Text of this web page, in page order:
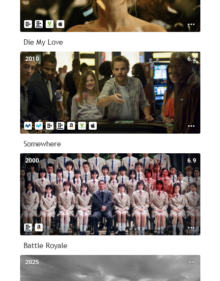
Die My Love
6.2
2010
Somewhere
6.9
2000
Battle Royale
--
2025